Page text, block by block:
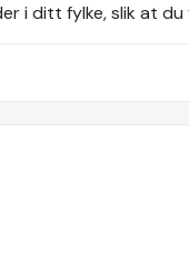
i ditt fylke, slik at du